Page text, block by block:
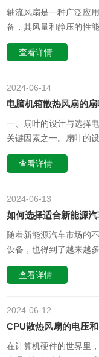
轴流风扇是一种广泛应
备，其风量和静压的性
发，探讨轴流风扇风叶
计和优化提供理论依据
计，其优点是结构简单
查看详情
14
2024-06
电脑机箱散热风扇的
一、扇叶的设计与选择
关键因素之一。扇叶的
定性都有重要影响。在
压以及空气动力学特性
1. 扇叶的材料：铝……
查看详情
13
2024-06
如何选择适合新能源
随着新能源汽车市场的
设备，也得到了越来越
风扇时，我们需要考虑
面，我们将详细介绍这
因素1. 温度适应性：……
查看详情
12
2024-06
CPU散热风扇的电压
在计算机硬件的世界里